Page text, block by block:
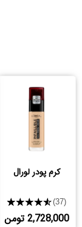
کرم پودر لورال
★★★★★(37)
2,728,000 تومن